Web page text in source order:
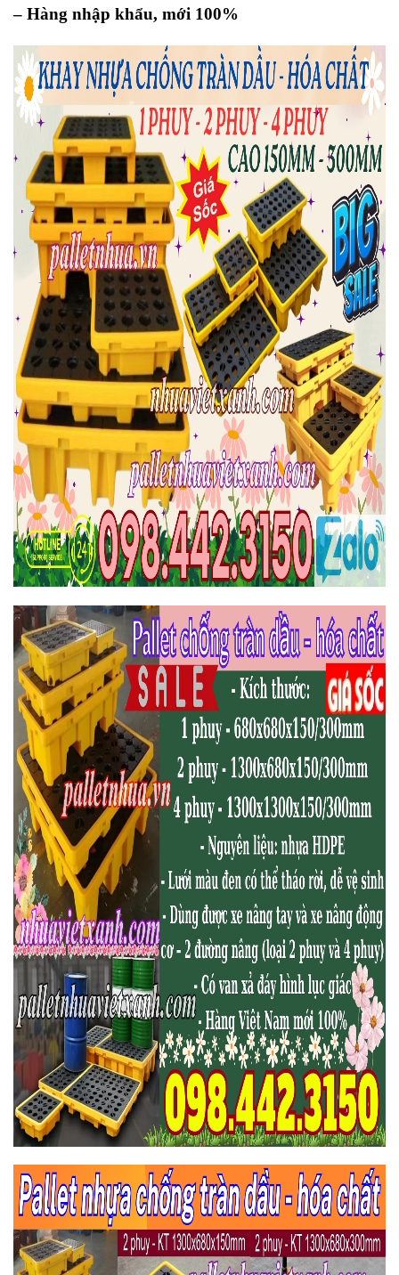
– Hàng nhập khẩu, mới 100%